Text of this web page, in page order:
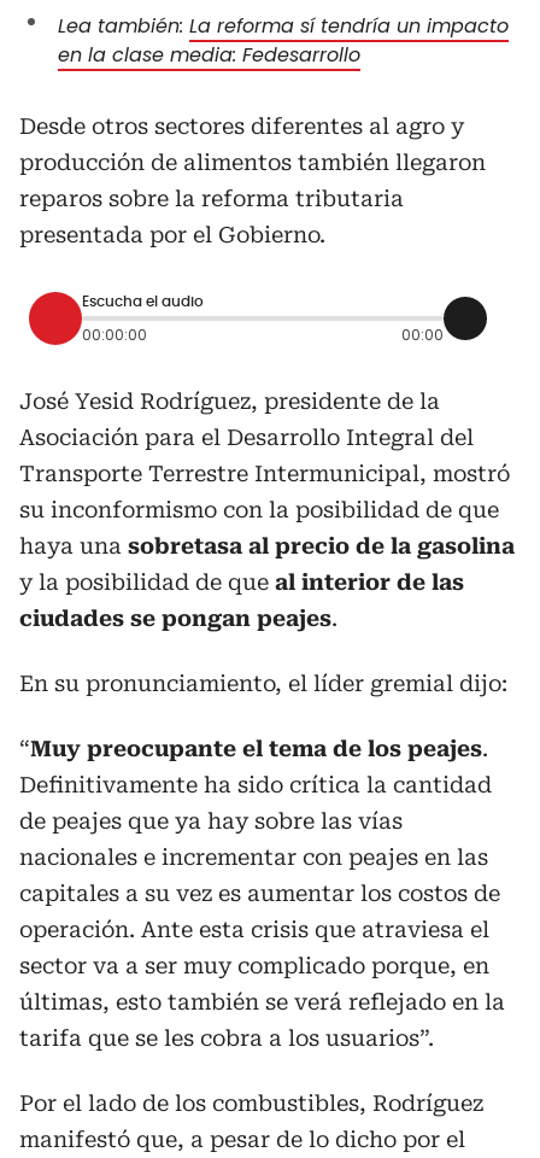
Lea también: La reforma sí tendría un impacto
en la clase media: Fedesarrollo
Desde otros sectores diferentes al agro y
producción de alimentos también llegaron
reparos sobre la reforma tributaria
presentada por el Gobierno.
Escucha el audio
00:00:00 00:00
José Yesid Rodríguez, presidente de la
Asociación para el Desarrollo Integral del
Transporte Terrestre Intermunicipal, mostró
su inconformismo con la posibilidad de que
haya una sobretasa al precio de la gasolina
y la posibilidad de que al interior de las
ciudades se pongan peajes.
En su pronunciamiento, el líder gremial dijo:
“Muy preocupante el tema de los peajes.
Definitivamente ha sido crítica la cantidad
de peajes que ya hay sobre las vías
nacionales e incrementar con peajes en las
capitales a su vez es aumentar los costos de
operación. Ante esta crisis que atraviesa el
sector va a ser muy complicado porque, en
últimas, esto también se verá reflejado en la
tarifa que se les cobra a los usuarios”.
Por el lado de los combustibles, Rodríguez
manifestó que, a pesar de lo dicho por el